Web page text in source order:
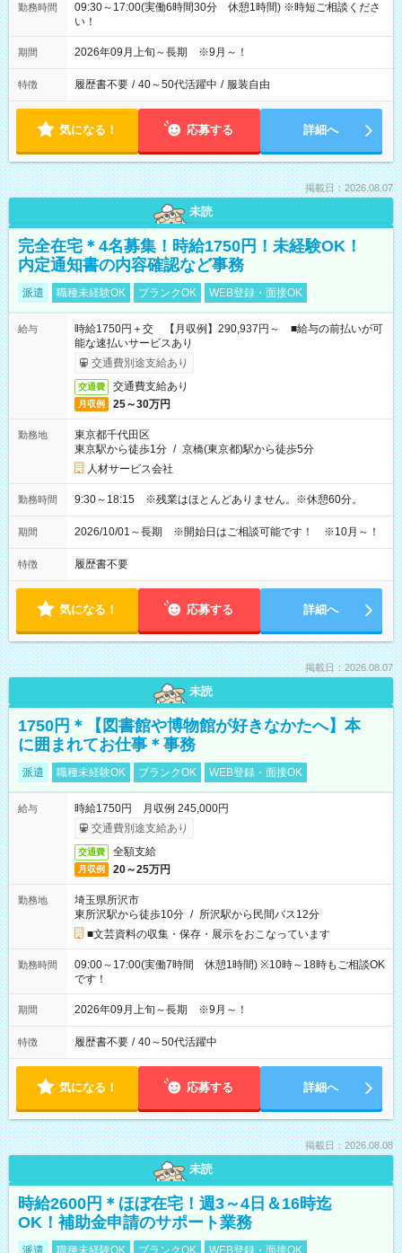
勤務時間
09:30～17:00(実働6時間30分 休憩1時間) ※時短ご相談くださ
い！
期間 2026年09月上旬～長期 ※9月～！
特徴 履歴書不要 / 40～50代活躍中 / 服装自由
気になる！ 応募する 詳細へ
掲載日：2026.08.07
未読
完全在宅＊4名募集！時給1750円！未経験OK！
内定通知書の内容確認など事務
派遣 職種未経験OK ブランクOK WEB登録・面接OK
給与
時給1750円＋交 【月収例】290,937円～ ■給与の前払いが可
能な速払いサービスあり
交通費別途支給あり
交通費 交通費支給あり
月収例 25～30万円
勤務地
東京都千代田区
東京駅から徒歩1分 / 京橋(東京都)駅から徒歩5分
人材サービス会社
勤務時間 9:30～18:15 ※残業はほとんどありません。※休憩60分。
期間 2026/10/01～長期 ※開始日はご相談可能です！ ※10月～！
特徴 履歴書不要
気になる！ 応募する 詳細へ
掲載日：2026.08.07
未読
1750円＊【図書館や博物館が好きなかたへ】本
に囲まれてお仕事＊事務
派遣 職種未経験OK ブランクOK WEB登録・面接OK
給与
時給1750円 月収例 245,000円
交通費別途支給あり
交通費 全額支給
月収例 20～25万円
勤務地
埼玉県所沢市
東所沢駅から徒歩10分 / 所沢駅から民間バス12分
■文芸資料の収集・保存・展示をおこなっています
勤務時間
09:00～17:00(実働7時間 休憩1時間) ※10時～18時もご相談OK
です！
期間 2026年09月上旬～長期 ※9月～！
特徴 履歴書不要 / 40～50代活躍中
気になる！ 応募する 詳細へ
掲載日：2026.08.08
未読
時給2600円＊ほぼ在宅！週3～4日＆16時迄
OK！補助金申請のサポート業務
派遣 職種未経験OK ブランクOK WEB登録・面接OK